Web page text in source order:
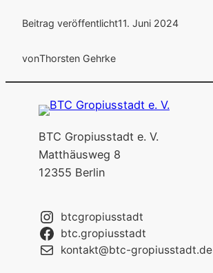
Beitrag veröffentlicht11. Juni 2024
vonThorsten Gehrke
BTC Gropiusstadt e. V.
Matthäusweg 8
12355 Berlin
btcgropiusstadt
btc.gropiusstadt
kontakt@btc-gropiusstadt.de